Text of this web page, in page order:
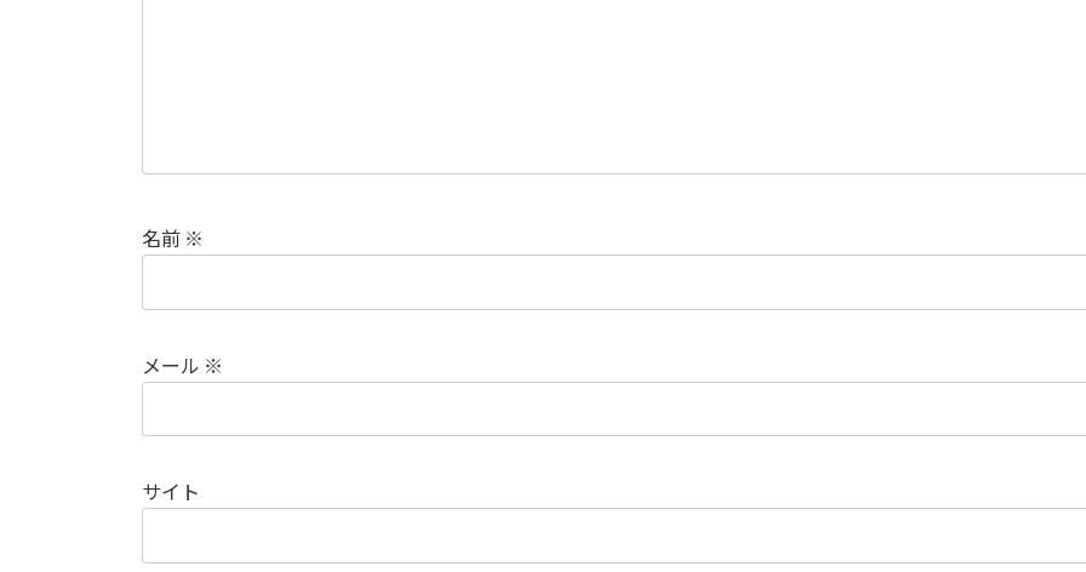
名前 ※
メール ※
サイト